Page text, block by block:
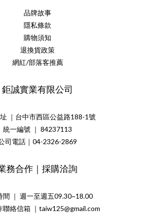
品牌故事
隱私條款
購物須知
退換貨政策
網紅/部落客推薦
鉅誠實業有限公司
｜台中市西區公益路188-1號
統一編號 ｜ 84237113
司電話｜04-2326-2869
務合作｜採購洽詢
間 ｜ 週一至週五09.30~18.00
聯絡信箱 ｜taiw125@gmail.com